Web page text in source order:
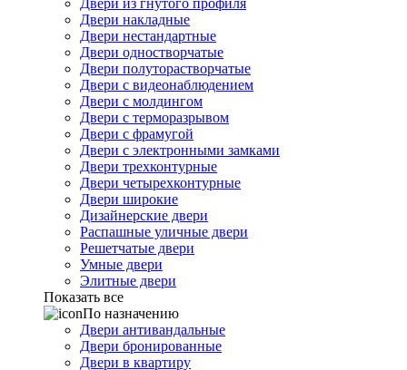
Двери из гнутого профиля
Двери накладные
Двери нестандартные
Двери одностворчатые
Двери полуторастворчатые
Двери с видеонаблюдением
Двери с молдингом
Двери с терморазрывом
Двери с фрамугой
Двери с электронными замками
Двери трехконтурные
Двери четырехконтурные
Двери широкие
Дизайнерские двери
Распашные уличные двери
Решетчатые двери
Умные двери
Элитные двери
Показать все
По назначению
Двери антивандальные
Двери бронированные
Двери в квартиру